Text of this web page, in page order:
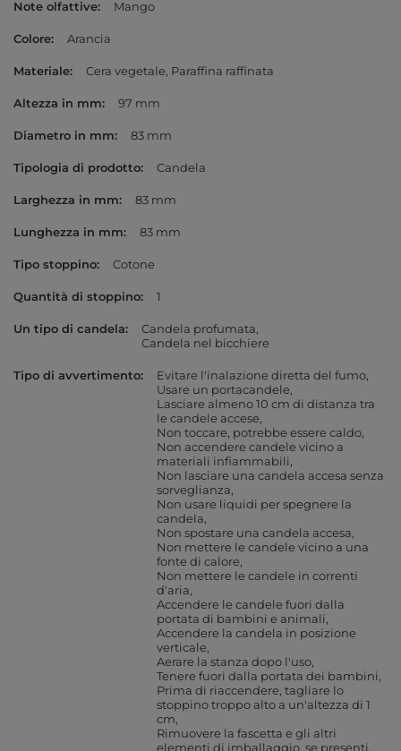
Note olfattive Mango
Colore Arancia
Materiale Cera vegetale Paraffina raffinata
Altezza in mm 97 mm
Diametro in mm 83 mm
Tipologia di prodotto Candela
Larghezza in mm 83 mm
Lunghezza in mm 83 mm
Tipo stoppino Cotone
Quantità di stoppino 1
Un tipo di candela
Candela profumata
Candela nel bicchiere
Tipo di avvertimento
Evitare l'inalazione diretta del fumo
Usare un portacandele
Lasciare almeno 10 cm di distanza tra
le candele accese
Non toccare, potrebbe essere caldo
Non accendere candele vicino a
materiali infiammabili
Non lasciare una candela accesa senza
sorveglianza
Non usare liquidi per spegnere la
candela
Non spostare una candela accesa
Non mettere le candele vicino a una
fonte di calore
Non mettere le candele in correnti
d'aria
Accendere le candele fuori dalla
portata di bambini e animali
Accendere la candela in posizione
verticale
Aerare la stanza dopo l'uso
Tenere fuori dalla portata dei bambini
Prima di riaccendere, tagliare lo
stoppino troppo alto a un'altezza di 1
cm
Rimuovere la fascetta e gli altri
elementi di imballaggio, se presenti,